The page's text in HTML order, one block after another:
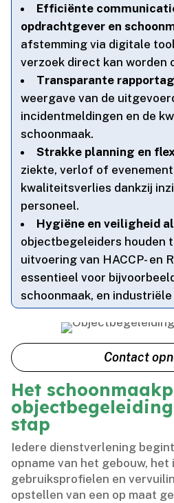
Efficiënte
opdrachtgever en
afstemming via digitale
verzoek direct kan worden
Transparante
weergave van de
incidentmeldingen en de
schoonmaak.​
Strakke planning en
ziekte, verlof of
kwaliteitsverlies dankzij
personeel.​
Hygiëne en veiligheid
objectbegeleiders houden
uitvoering van HACCP- en
essentieel voor
schoonmaak, en
Contact
Het
stap
Iedere dienstverlening
opname van het gebouw,
gebruiksprofielen en
opstellen van een op maat